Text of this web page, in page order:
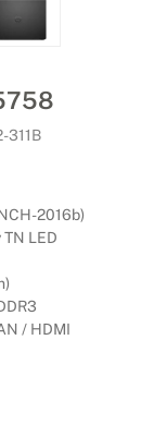
311B
2016b)
LED
/ HDMI